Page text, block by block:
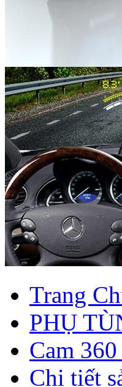
Trang
PHỤ
Cam
Chi tiết